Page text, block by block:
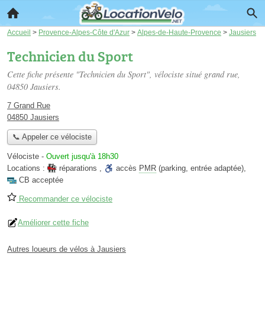
Accueil > Provence-Alpes-Côte d'Azur > Alpes-de-Haute-Provence > Jausiers
Technicien du Sport
Cette fiche présente "Technicien du Sport", vélociste situé grand rue,
04850 Jausiers.
7 Grand Rue
04850 Jausiers
📞 Appeler ce vélociste
Vélociste - Ouvert jusqu'à 18h30
Locations :
réparations , accès PMR (parking, entrée adaptée),
CB acceptée
Recommander ce vélociste
Améliorer cette fiche
Autres loueurs de vélos à Jausiers